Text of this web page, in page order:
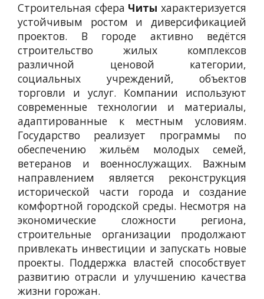
Строительная сфера Читы характеризуется
устойчивым ростом и диверсификацией
проектов. В городе активно ведётся
строительство жилых комплексов
различной ценовой категории,
социальных учреждений, объектов
торговли и услуг. Компании используют
современные технологии и материалы,
адаптированные к местным условиям.
Государство реализует программы по
обеспечению жильём молодых семей,
ветеранов и военнослужащих. Важным
направлением является реконструкция
исторической части города и создание
комфортной городской среды. Несмотря на
экономические сложности региона,
строительные организации продолжают
привлекать инвестиции и запускать новые
проекты. Поддержка властей способствует
развитию отрасли и улучшению качества
жизни горожан.